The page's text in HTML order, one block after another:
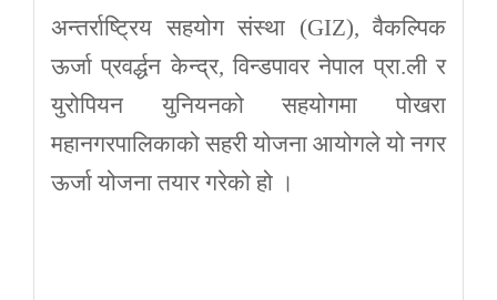
अन्तर्राष्ट्रिय सहयोग संस्था (GIZ), वैकल्पिक
ऊर्जा प्रवर्द्धन केन्द्र, विन्डपावर नेपाल प्रा.ली र
युरोपियन युनियनको सहयोगमा पोखरा
महानगरपालिकाको सहरी योजना आयोगले यो नगर
ऊर्जा योजना तयार गरेको हो ।